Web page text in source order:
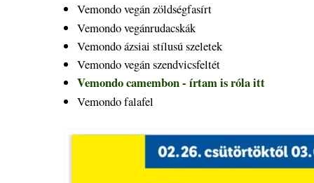
Vemondo vegán zöldségfasírt
Vemondo vegánrudacskák
Vemondo ázsiai stílusú szeletek
Vemondo vegán szendvicsfeltét
Vemondo camembon - írtam is róla itt
Vemondo falafel